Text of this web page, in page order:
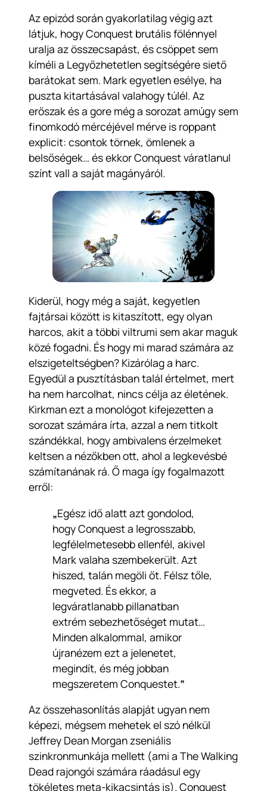
Az epizód során gyakorlatilag végig azt
látjuk, hogy Conquest brutális fölénnyel
uralja az összecsapást, és csöppet sem
kíméli a Legyőzhetetlen segítségére siető
barátokat sem. Mark egyetlen esélye, ha
puszta kitartásával valahogy túlél. Az
erőszak és a gore még a sorozat amúgy sem
finomkodó mércéjével mérve is roppant
explicit: csontok törnek, ömlenek a
belsőségek… és ekkor Conquest váratlanul
színt vall a saját magányáról.
Kiderül, hogy még a saját, kegyetlen
fajtársai között is kitaszított, egy olyan
harcos, akit a többi viltrumi sem akar maguk
közé fogadni. És hogy mi marad számára az
elszigeteltségben? Kizárólag a harc.
Egyedül a pusztításban talál értelmet, mert
ha nem harcolhat, nincs célja az életének.
Kirkman ezt a monológot kifejezetten a
sorozat számára írta, azzal a nem titkolt
szándékkal, hogy ambivalens érzelmeket
keltsen a nézőkben ott, ahol a legkevésbé
számítanának rá. Ő maga így fogalmazott
erről:
„Egész idő alatt azt gondolod,
hogy Conquest a legrosszabb,
legfélelmetesebb ellenfél, akivel
Mark valaha szembekerült. Azt
hiszed, talán megöli őt. Félsz tőle,
megveted. És ekkor, a
legváratlanabb pillanatban
extrém sebezhetőséget mutat…
Minden alkalommal, amikor
újranézem ezt a jelenetet,
megindít, és még jobban
megszeretem Conquestet.”
Az összehasonlítás alapját ugyan nem
képezi, mégsem mehetek el szó nélkül
Jeffrey Dean Morgan zseniális
szinkronmunkája mellett (ami a The Walking
Dead rajongói számára ráadásul egy
tökéletes meta-kikacsintás is). Conquest